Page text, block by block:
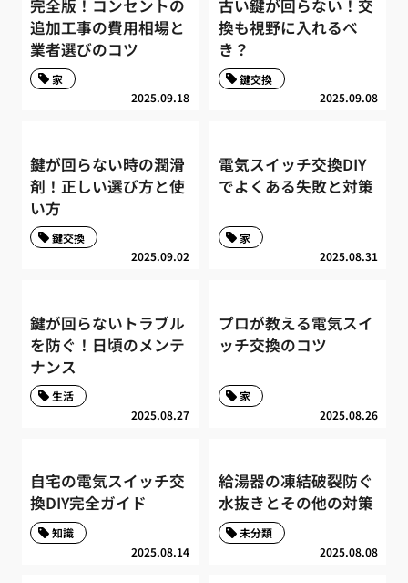
完全版！コンセントの
追加工事の費用相場と
業者選びのコツ
2025.09.18
家
古い鍵が回らない！交
換も視野に入れるべ
き？
2025.09.08
鍵交換
鍵が回らない時の潤滑
剤！正しい選び方と使
い方
2025.09.02
鍵交換
電気スイッチ交換DIY
でよくある失敗と対策
2025.08.31
家
鍵が回らないトラブル
を防ぐ！日頃のメンテ
ナンス
2025.08.27
生活
プロが教える電気スイ
ッチ交換のコツ
2025.08.26
家
自宅の電気スイッチ交
換DIY完全ガイド
2025.08.14
知識
給湯器の凍結破裂防ぐ
水抜きとその他の対策
2025.08.08
未分類